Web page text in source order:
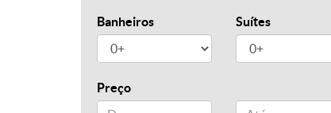
Banheiros Suítes
Preço